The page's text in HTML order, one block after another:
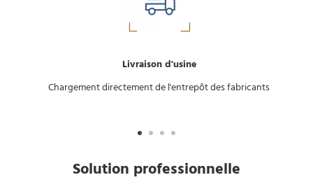
Livraison d'usine
Chargement directement de l'entrepôt des fabricants
Solution professionnelle